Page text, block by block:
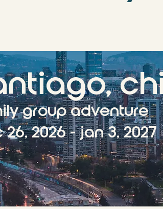
group adventure
2026 - jan 3, 2027